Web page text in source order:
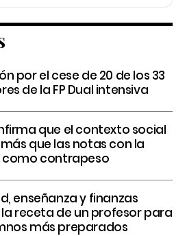
por el cese de 20 de los 33
de la FP Dual intensiva
que el contexto social
que las notas con la
contrapeso
enseñanza y finanzas
receta de un profesor para
más preparados